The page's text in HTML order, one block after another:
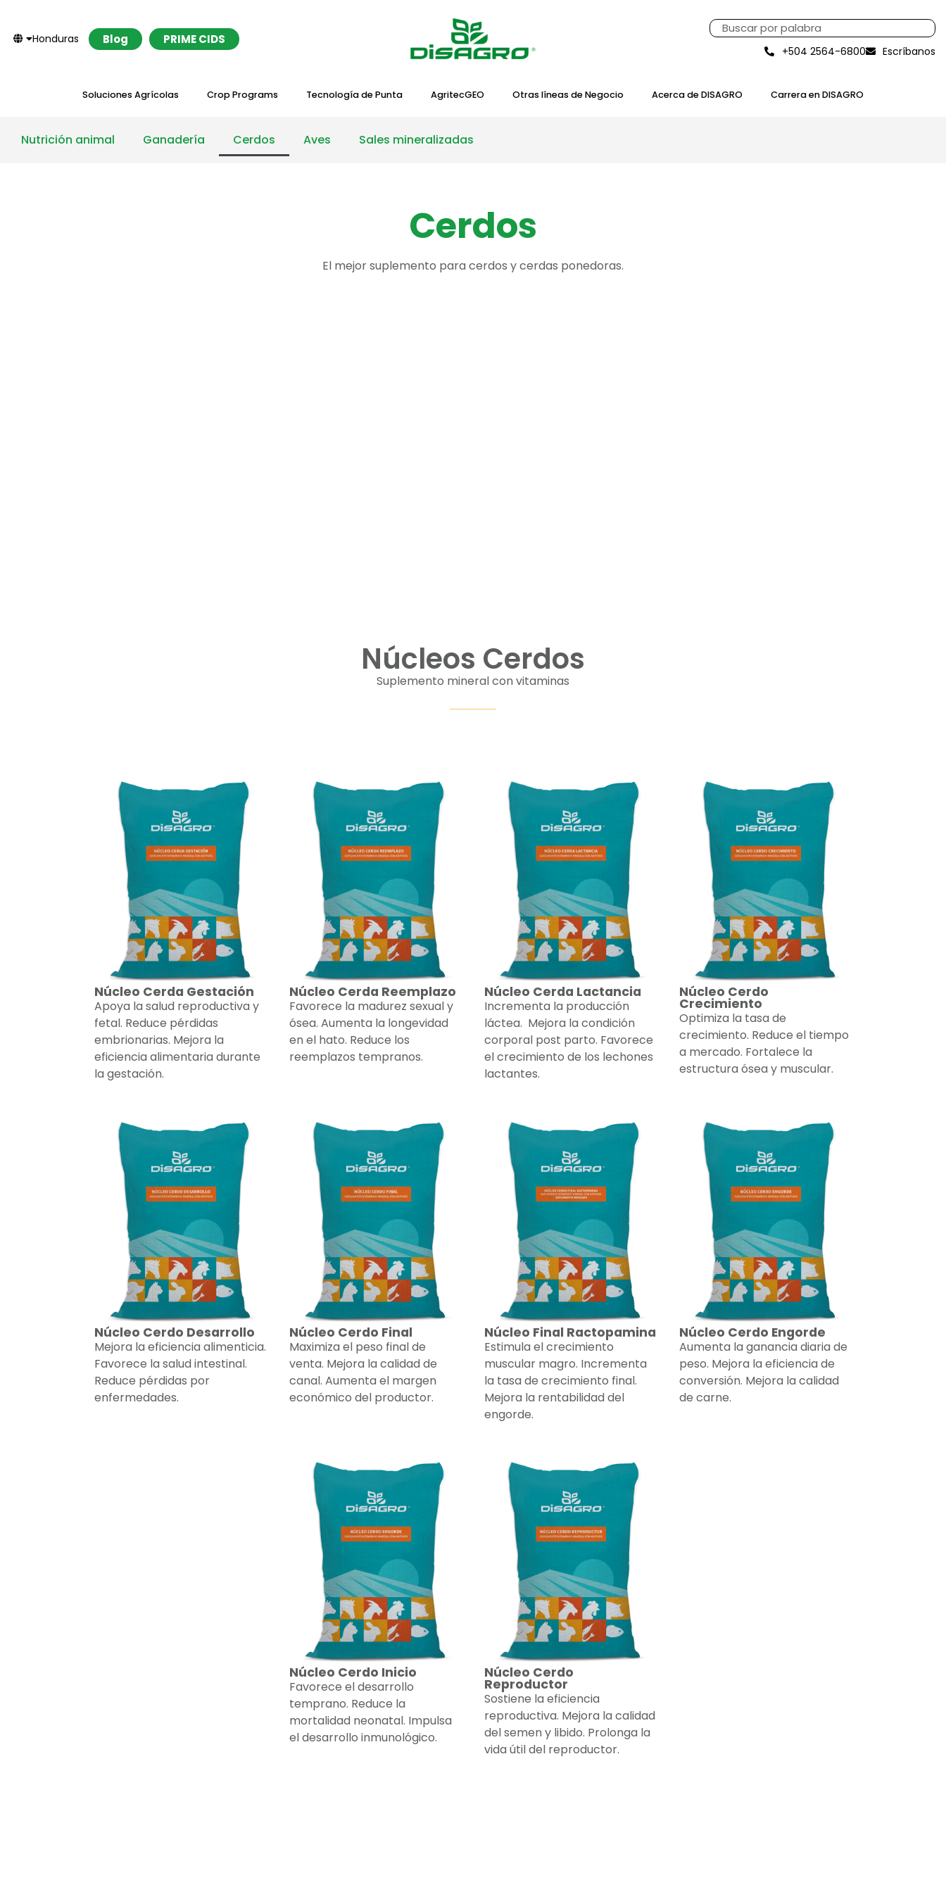
Honduras Blog PRIME CIDS
+504 2564-6800 Escríbanos
Soluciones Agrícolas Crop Programs Tecnología de Punta AgritecGEO Otras líneas de Negocio Acerca de DISAGRO Carrera en DISAGRO
Nutrición animal Ganadería Cerdos Aves Sales mineralizadas
Cerdos
El mejor suplemento para cerdos y cerdas ponedoras.
Núcleos Cerdos
Suplemento mineral con vitaminas
Núcleo Cerda Gestación
Apoya la salud reproductiva y
fetal. Reduce pérdidas
embrionarias. Mejora la
eficiencia alimentaria durante
la gestación.
Núcleo Cerda Reemplazo
Favorece la madurez sexual y
ósea. Aumenta la longevidad
en el hato. Reduce los
reemplazos tempranos.
Núcleo Cerda Lactancia
Incrementa la producción
láctea. Mejora la condición
corporal post parto. Favorece
el crecimiento de los lechones
lactantes.
Núcleo Cerdo
Crecimiento
Optimiza la tasa de
crecimiento. Reduce el tiempo
a mercado. Fortalece la
estructura ósea y muscular.
Núcleo Cerdo Desarrollo
Mejora la eficiencia alimenticia.
Favorece la salud intestinal.
Reduce pérdidas por
enfermedades.
Núcleo Cerdo Final
Maximiza el peso final de
venta. Mejora la calidad de
canal. Aumenta el margen
económico del productor.
Núcleo Final Ractopamina
Estimula el crecimiento
muscular magro. Incrementa
la tasa de crecimiento final.
Mejora la rentabilidad del
engorde.
Núcleo Cerdo Engorde
Aumenta la ganancia diaria de
peso. Mejora la eficiencia de
conversión. Mejora la calidad
de carne.
Núcleo Cerdo Inicio
Favorece el desarrollo
temprano. Reduce la
mortalidad neonatal. Impulsa
el desarrollo inmunológico.
Núcleo Cerdo
Reproductor
Sostiene la eficiencia
reproductiva. Mejora la calidad
del semen y libido. Prolonga la
vida útil del reproductor.